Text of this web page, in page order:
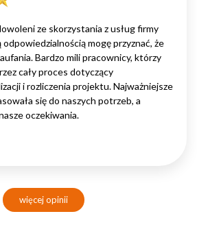
ze skorzystania z usług firmy
odpowiedzialnością mogę przyznać, że
Bardzo mili pracownicy, którzy
cały proces dotyczący
i rozliczenia projektu. Najważniejsze
się do naszych potrzeb, a
oczekiwania.
więcej opinii